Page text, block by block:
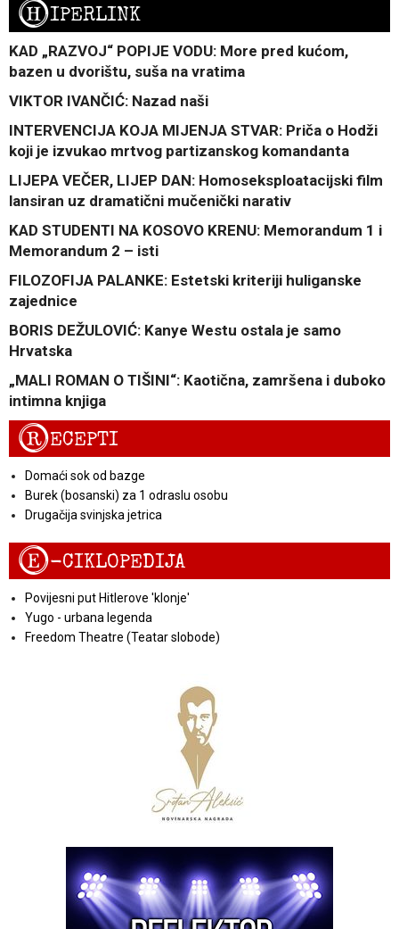
HIPERLINK
KAD „RAZVOJ“ POPIJE VODU: More pred kućom,
bazen u dvorištu, suša na vratima
VIKTOR IVANČIĆ: Nazad naši
INTERVENCIJA KOJA MIJENJA STVAR: Priča o Hodži
koji je izvukao mrtvog partizanskog komandanta
LIJEPA VEČER, LIJEP DAN: Homoseksploatacijski film
lansiran uz dramatični mučenički narativ
KAD STUDENTI NA KOSOVO KRENU: Memorandum 1 i
Memorandum 2 – isti
FILOZOFIJA PALANKE: Estetski kriteriji huliganske
zajednice
BORIS DEŽULOVIĆ: Kanye Westu ostala je samo
Hrvatska
„MALI ROMAN O TIŠINI“: Kaotična, zamršena i duboko
intimna knjiga
RECEPTI
Domaći sok od bazge
Burek (bosanski) za 1 odraslu osobu
Drugačija svinjska jetrica
E-CIKLOPEDIJA
Povijesni put Hitlerove 'klonje'
Yugo - urbana legenda
Freedom Theatre (Teatar slobode)